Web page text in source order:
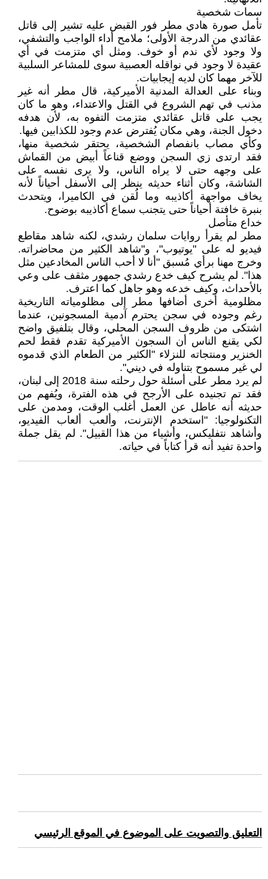
سمات شخصية
تأمل صورة هادي مطر فور القبض عليه تشير إلى قاتل
عقائدي من الدرجة الأولى؛ ملامح أداء الواجب والتشفي،
ولا وجود لأي ندم أو خوف. ومثل أي متزمت في أي
عقيدة لا وجود في نواقله العصبية سوى للمشاعر السلبية
للآخر مهما كان لديه إيجابيات.
وبناء على العدالة المدنية الأميركية، قال مطر أنه غير
مذنب في تهم الشروع في القتل والاعتداء، وهو ما كان
يجب على قاتل عقائدي متزمت التفوه به، لأن هدفه
دخول الجنة، وهي مكان يُفترض عدم وجود للكذابين فيها.
وكأي مصاب بانفصام الشخصية، يحتقر شخصية منها،
فقد ارتدى زي السجن ووضع قناعاً أبيض من القماش
على وجهه حتى لا يراه الناس، ولا يرى نفسه على
الشاشة، وكان أثناء حديثه ينظر إلى الأسفل أحياناً لأنه
يخاف مواجهة أكاذيبه وما لُقن في الكاميرا، ويتحدث
بنبرة خافتة أحياناً حتى يتجنب سماع أكاذيبه بوضوح.
خداع متأصل
مطر لم يقرأ روايات سلمان رشدي، لكنه شاهد مقاطع
فيديو له على "يوتيوب"، و"شاهد الكثير من محاضراته.
وخرج مهنا برأي مُسبق "أنا لا أحب الناس المخادعين مثل
هذا". لم يشرح كيف خدع رشدي جمهور مثقف على وعي
بالأحداث، وكيف خدعه وهو جاهل كما اعترف.
مظلومية أخرى أضافها مطر إلى مظلومياته التاريخية
رغم وجوده في سجن يحترم آدمية المسجونين، عندما
اشتكى من ظروف السجن المحلي، وقال بتلفيق واضح
لكي يقنع الناس أن السجون الأميركية تقدم فقط لحم
الخنزير ومنتجاته للنزلاء "الكثير من الطعام الذي قدموه
لي غير مسموح بتناوله في ديني".
لم يرد مطر على أسئلة حول رحلته سنة 2018 إلى لبنان،
فقد تم تجنيده على الأرجح في هذه الفترة، ويُفهم من
حديثه أنه عاطل عن العمل أغلب الوقت، ومدمن على
التكنولوجيا: "استخدم الإنترنت، وألعب ألعاب الفيديو،
وأشاهد نتفليكس، وأشياء من هذا القبيل". لم يقل جملة
واحدة تفيد أنه قرأ كتاباً في حياته.
التعليق والتصويت على الموضوع في الموقع الرئيسي